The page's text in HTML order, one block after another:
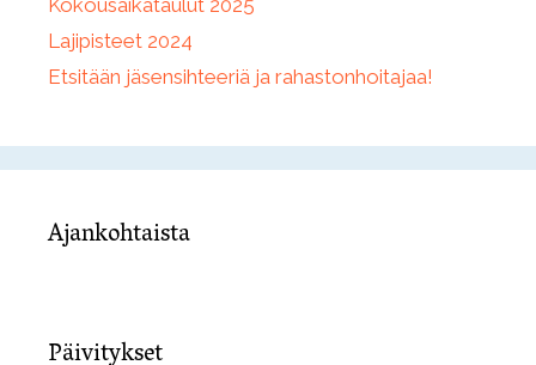
Kokousaikataulut 2025
Lajipisteet 2024
Etsitään jäsensihteeriä ja rahastonhoitajaa!
Ajankohtaista
Päivitykset